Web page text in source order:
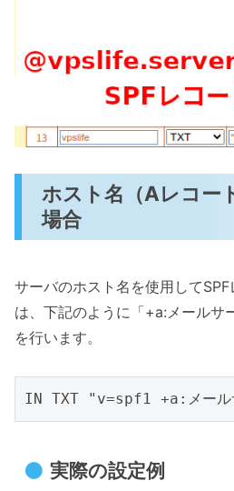
ホスト名（Aレコー
場合
サーバのホスト名を使用して
は、下記のように「+a:メールサ
を行います。
実際の設定例